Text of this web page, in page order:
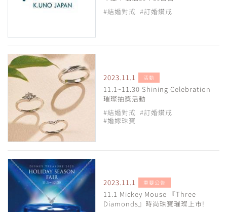
#結婚對戒 #訂婚鑽戒
2023.11.1 活動
11.1~11.30 Shining Celebration
璀璨抽獎活動
#結婚對戒 #訂婚鑽戒
#婚嫁珠寶
2023.11.1 重要公告
11.1 Mickey Mouse 『Three
Diamonds』時尚珠寶璀璨上市!